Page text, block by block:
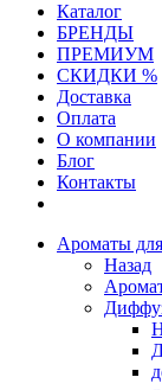
Каталог
БРЕНДЫ
ПРЕМИУМ
СКИДКИ %
Доставка
Оплата
О компании
Блог
Контакты
Ароматы
Назад